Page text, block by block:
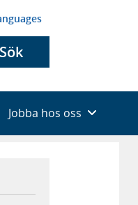
Sök
Jobba hos oss